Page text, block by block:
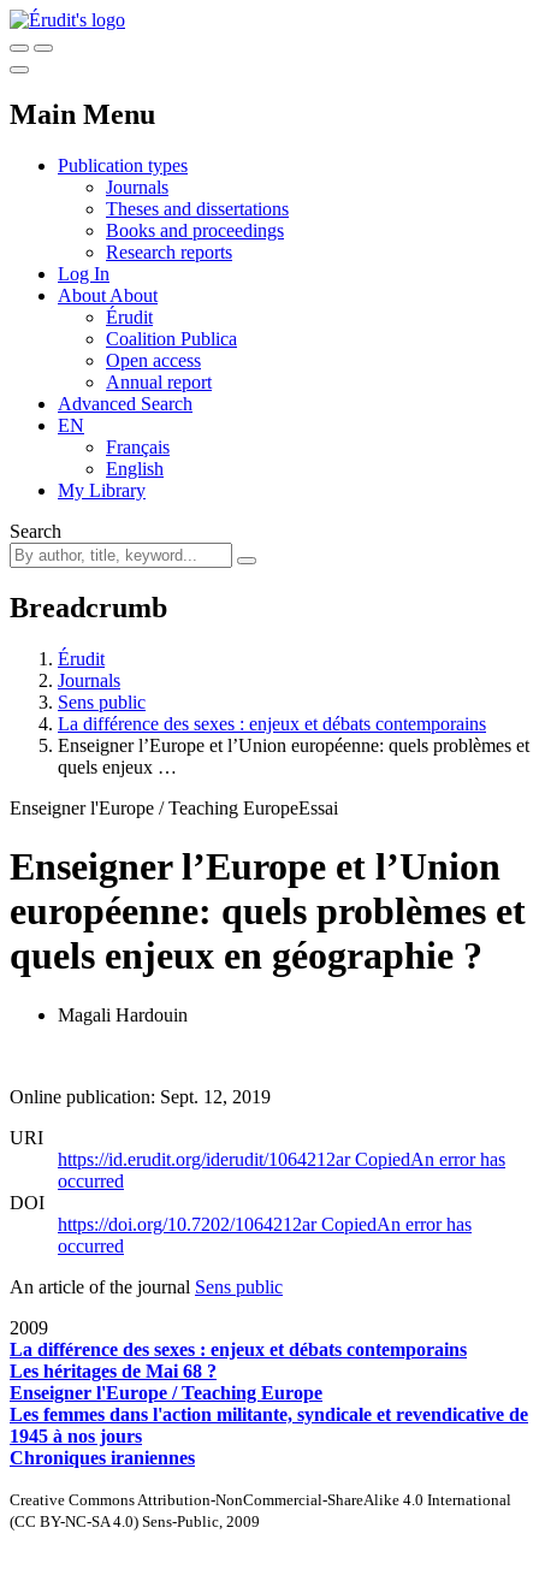
Main Menu
Publication types
Journals
Theses and dissertations
Books and proceedings
Research reports
Log In
About About
Érudit
Coalition Publica
Open access
Annual report
Advanced Search
EN
Français
English
My Library
Search
Breadcrumb
Érudit
Journals
Sens public
La différence des sexes : enjeux et débats contemporains
Enseigner l’Europe et l’Union européenne: quels problèmes et
quels enjeux …
Enseigner l'Europe / Teaching EuropeEssai
Enseigner l’Europe et l’Union
européenne: quels problèmes et
quels enjeux en géographie ?
Magali Hardouin
Online publication: Sept. 12, 2019
URI
https://id.erudit.org/iderudit/1064212arCopiedAn error has
occurred
DOI
https://doi.org/10.7202/1064212arCopiedAn error has
occurred
An article of the journal Sens public
2009
La différence des sexes : enjeux et débats contemporains
Les héritages de Mai 68 ?
Enseigner l'Europe / Teaching Europe
Les femmes dans l'action militante, syndicale et revendicative de
1945 à nos jours
Chroniques iraniennes
Creative Commons Attribution-NonCommercial-ShareAlike 4.0 International
(CC BY-NC-SA 4.0) Sens-Public, 2009